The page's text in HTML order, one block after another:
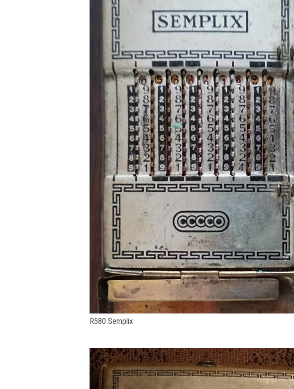
R580 Semplix